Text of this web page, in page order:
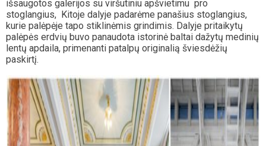
išsaugotos galerijos su viršutiniu apšvietimu pro
stoglangius, Kitoje dalyje padarėme panašius stoglangius,
kurie palėpėje tapo stiklinėmis grindimis. Dalyje pritaikytų
palėpės erdvių buvo panaudota istorinė baltai dažytų medinių
lentų apdaila, primenanti patalpų originalią šviesdėžių
paskirtį.